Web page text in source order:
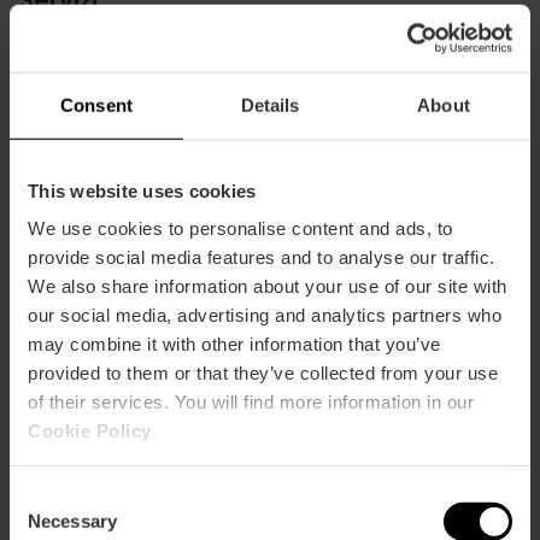
Consent Details About
This website uses cookies
We use cookies to personalise content and ads, to
provide social media features and to analyse our traffic.
We also share information about your use of our site with
our social media, advertising and analytics partners who
may combine it with other information that you’ve
provided to them or that they’ve collected from your use
of their services. You will find more information in our
Cookie Policy
Selection
Necessary
Come arrivare
Metro
L1,L2,L3,L5,L9
Bus
7,11, 27,40,70,72,C1
España